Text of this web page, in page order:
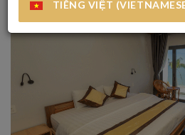
TIÊNG VIỆT